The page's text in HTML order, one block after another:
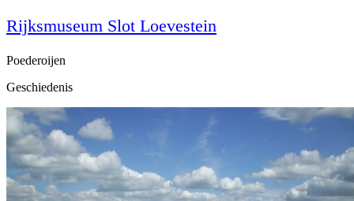
Rijksmuseum Slot Loevestein
Poederoijen
Geschiedenis